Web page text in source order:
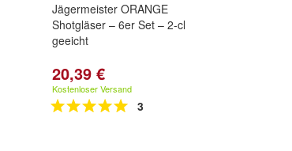
Jägermeister ORANGE
Shotgläser – 6er Set – 2-cl
geeicht
20,39 €
Kostenloser Versand
3